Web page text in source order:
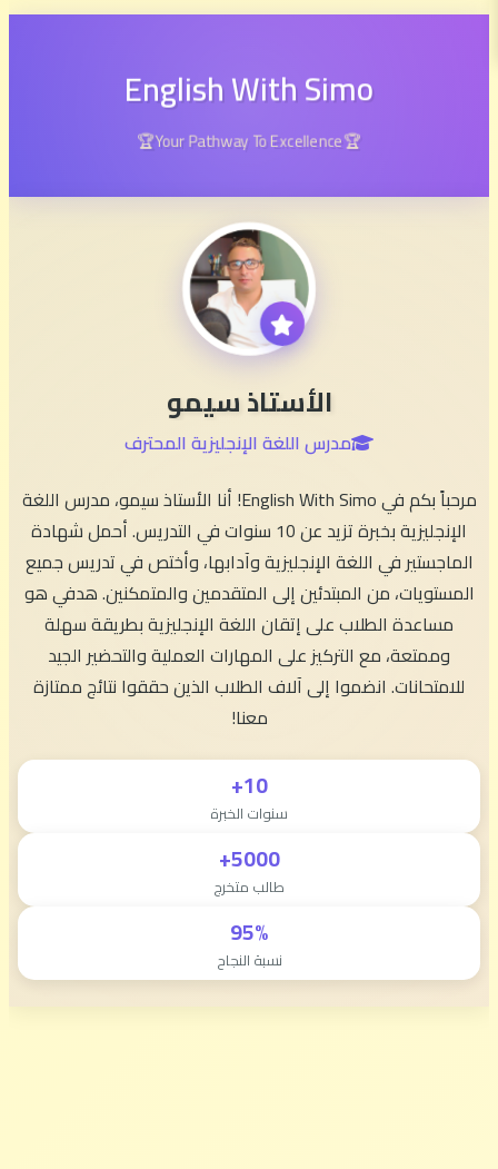
English With Simo
🏆Your Pathway To Excellence🏆
الأستاذ سيمو
مدرس اللغة الإنجليزية المحترف
مرحباً بكم في English With Simo! أنا الأستاذ سيمو، مدرس اللغة
الإنجليزية بخبرة تزيد عن 10 سنوات في التدريس. أحمل شهادة
الماجستير في اللغة الإنجليزية وآدابها، وأختص في تدريس جميع
المستويات، من المبتدئين إلى المتقدمين والمتمكنين. هدفي هو
مساعدة الطلاب على إتقان اللغة الإنجليزية بطريقة سهلة
وممتعة، مع التركيز على المهارات العملية والتحضير الجيد
للامتحانات. انضموا إلى آلاف الطلاب الذين حققوا نتائج ممتازة
معنا!
10+
سنوات الخبرة
5000+
طالب متخرج
95%
نسبة النجاح